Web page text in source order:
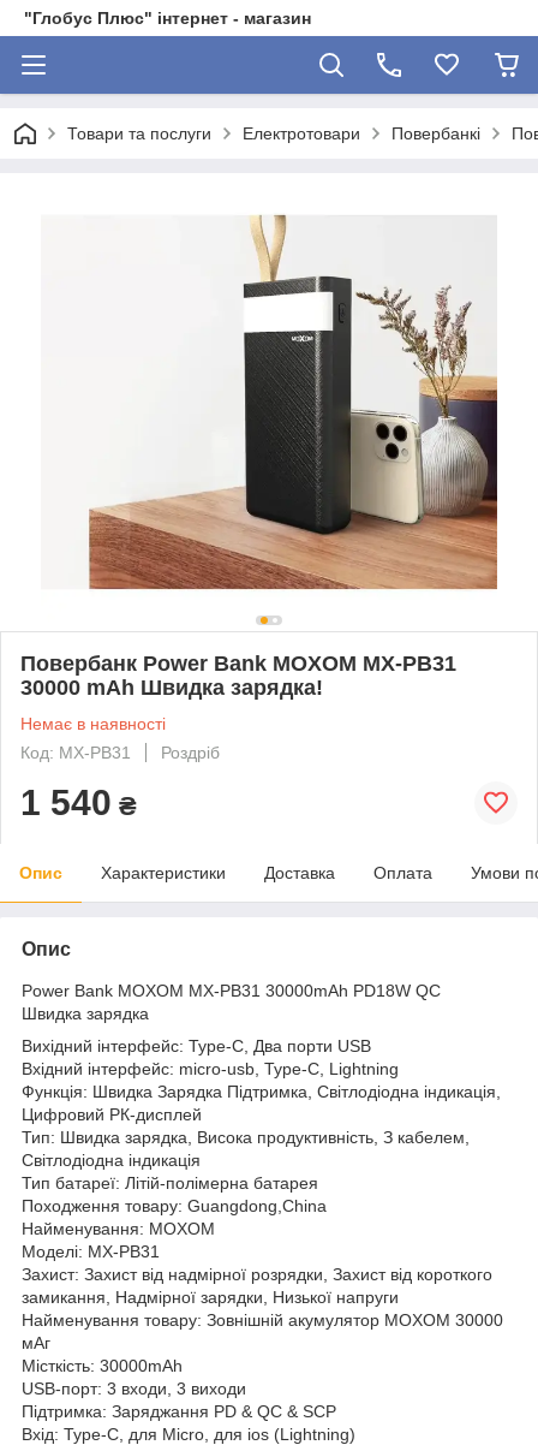
"Глобус Плюс" інтернет - магазин
Товари та послуги Електротовари Повербанкі
Повербанк Power Bank MOXOM MX-PB31
30000 mAh Швидка зарядка!
Немає в наявності
Код: MX-PB31
Роздріб
1 540 ₴
Опис Характеристики Доставка Оплата Умови
Опис
Power Bank MOXOM MX-PB31 30000mAh PD18W QC
Швидка зарядка
Вихідний інтерфейс: Type-C, Два порти USB
Вхідний інтерфейс: micro-usb, Type-C, Lightning
Функція: Швидка Зарядка Підтримка, Світлодіодна індикація,
Цифровий РК-дисплей
Тип: Швидка зарядка, Висока продуктивність, З кабелем,
Світлодіодна індикація
Тип батареї: Літій-полімерна батарея
Походження товару: Guangdong,China
Найменування: MOXOM
Моделі: MX-PB31
Захист: Захист від надмірної розрядки, Захист від короткого
замикання, Надмірної зарядки, Низької напруги
Найменування товару: Зовнішній акумулятор MOXOM 30000
мАг
Місткість: 30000mAh
USB-порт: 3 входи, 3 виходи
Підтримка: Заряджання PD & QC & SCP
Вхід: Type-C, для Micro, для ios (Lightning)